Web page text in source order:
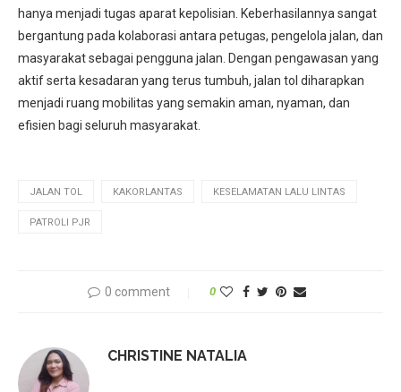
hanya menjadi tugas aparat kepolisian. Keberhasilannya sangat
bergantung pada kolaborasi antara petugas, pengelola jalan, dan
masyarakat sebagai pengguna jalan. Dengan pengawasan yang
aktif serta kesadaran yang terus tumbuh, jalan tol diharapkan
menjadi ruang mobilitas yang semakin aman, nyaman, dan
efisien bagi seluruh masyarakat.
JALAN TOL KAKORLANTAS KESELAMATAN LALU LINTAS
PATROLI PJR
0 comment 0
CHRISTINE NATALIA